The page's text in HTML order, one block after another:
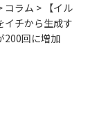
コラム > 【イル
イチから生成す
200回に増加